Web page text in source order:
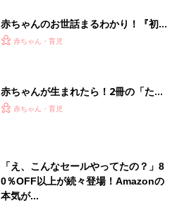
ランキングをもっと見る